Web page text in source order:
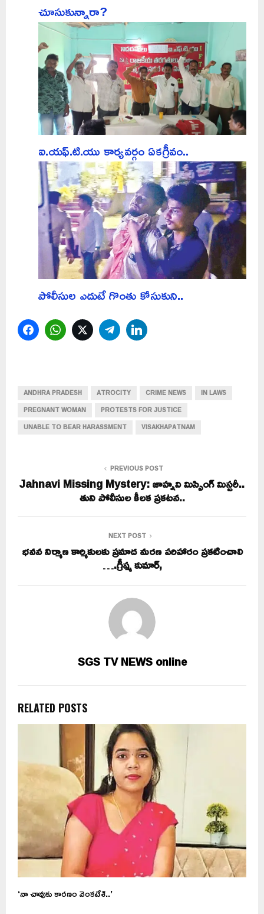
చూసుకున్నారా?
ఐ.యఫ్.టి.యు కార్యవర్గం ఏకగ్రీవం..
పోలీసుల ఎదుటే గొంతు కోసుకుని..
FacebookWhatsAppTwitterTelegram
ANDHRA PRADESH ATROCITY CRIME NEWS
IN LAWS
PREGNANT WOMAN
PROTESTS FOR JUSTICE
UNABLE TO BEAR HARASSMENT
VISAKHAPATNAM
PREVIOUS POST
Jahnavi Missing Mystery: జాహ్నవి మిస్సింగ్ మిస్టరీ..
తుని పోలీసుల కీలక ప్రకటన..
NEXT POST
భవన నిర్మాణ కార్మికులకు ప్రమాద మరణ పరిహారం ప్రకటించాలి
….‌గ్రీష్మ కుమార్,
SGS TV NEWS online
RELATED POSTS
‘నా చావుకు కారణం వెంకటేశ్..’